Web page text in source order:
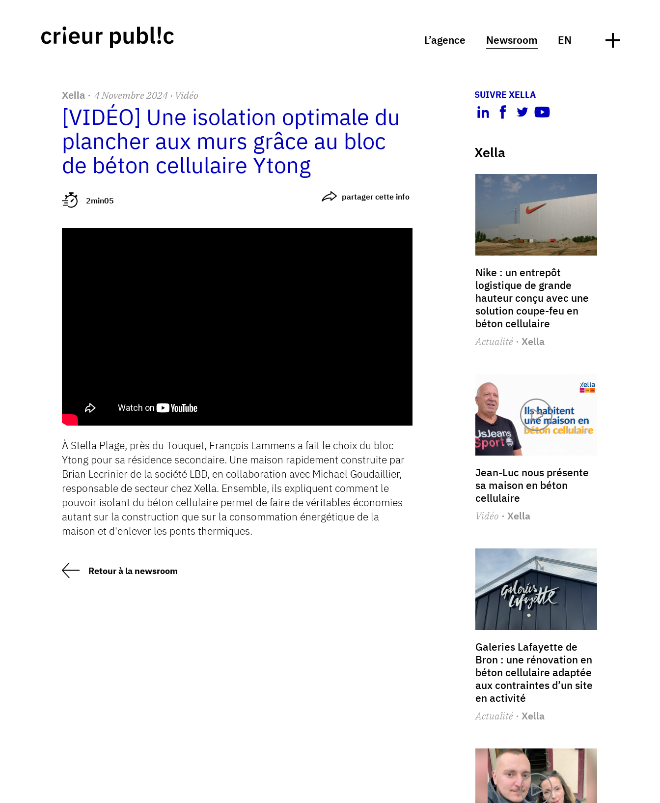
L’agence Newsroom EN
Xella · 4Novembre2024 · Vidéo
[VIDÉO] Une isolation optimale du
plancher aux murs grâce au bloc
de béton cellulaire Ytong
2min05 partager cette info
À Stella Plage, près du Touquet, François Lammens a fait le choix du bloc
Ytong pour sa résidence secondaire. Une maison rapidement construite par
Brian Lecrinier de la société LBD, en collaboration avec Michael Goudaillier,
responsable de secteur chez Xella. Ensemble, ils expliquent comment le
pouvoir isolant du béton cellulaire permet de faire de véritables économies
autant sur la construction que sur la consommation énergétique de la
maison et d'enlever les ponts thermiques.
Retour à la newsroom
SUIVRE XELLA
Xella
Nike : un entrepôt
logistique de grande
hauteur conçu avec une
solution coupe-feu en
béton cellulaire
Actualité· Xella
Jean-Luc nous présente
sa maison en béton
cellulaire
Vidéo · Xella
Galeries Lafayette de
Bron : une rénovation en
béton cellulaire adaptée
aux contraintes d’un site
en activité
Actualité· Xella